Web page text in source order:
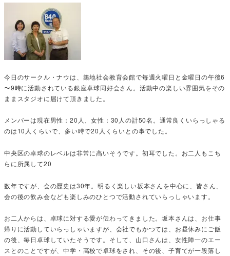
今日のサークル・ナウは、築地社会教育会館で毎週火曜日と金曜日の午後6
〜9時に活動されている銀座卓球同好会さん。活動中の楽しい雰囲気をその
ままスタジオに届けて頂きました。
メンバーは現在男性：20人、女性：30人の計50名。通常良くいらっしゃる
のは10人くらいで、多い時で20人くらいとの事でした。
中央区の卓球のレベルは非常に高いそうです。初耳でした。お二人もこち
らに所属して20
数年ですが、会の歴史は30年。明るく楽しい坂本さんを中心に、皆さん、
会の後の飲み会なども楽しみのひとつで活動されていらっしゃいます。
お二人からは、卓球に対する愛が伝わってきました。坂本さんは、お仕事
帰りに活動していらっしゃいますが、会社でもかつては、お昼休みにご飯
の後、毎日卓球していたそうです。そして、山口さんは、女性陣一のエー
スとのことですが、中学・高校で卓球をされ、その後、子育てが一段落し